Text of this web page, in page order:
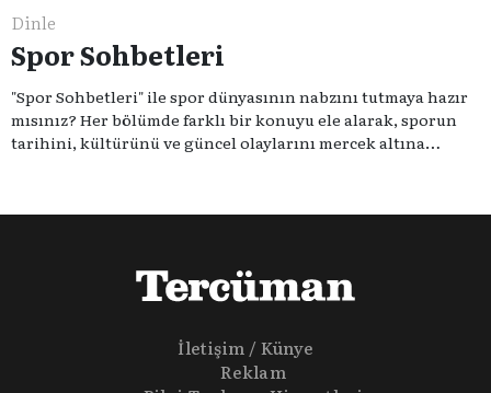
Dinle
Spor Sohbetleri
"Spor Sohbetleri" ile spor dünyasının nabzını tutmaya hazır
mısınız? Her bölümde farklı bir konuyu ele alarak, sporun
tarihini, kültürünü ve güncel olaylarını mercek altına
olmadığına inananlardansanız "Spor Sohbetleri" tam size
İletişim / Künye
Reklam